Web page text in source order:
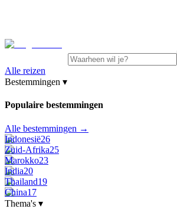
Alle reizen
Bestemmingen ▾
Populaire bestemmingen
Alle bestemmingen →
Indonesië26
Zuid-Afrika25
Marokko23
India20
Thailand19
China17
Thema's ▾